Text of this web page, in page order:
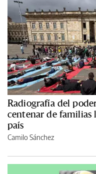
Radiografía del
centenar de
país
Camilo Sánchez